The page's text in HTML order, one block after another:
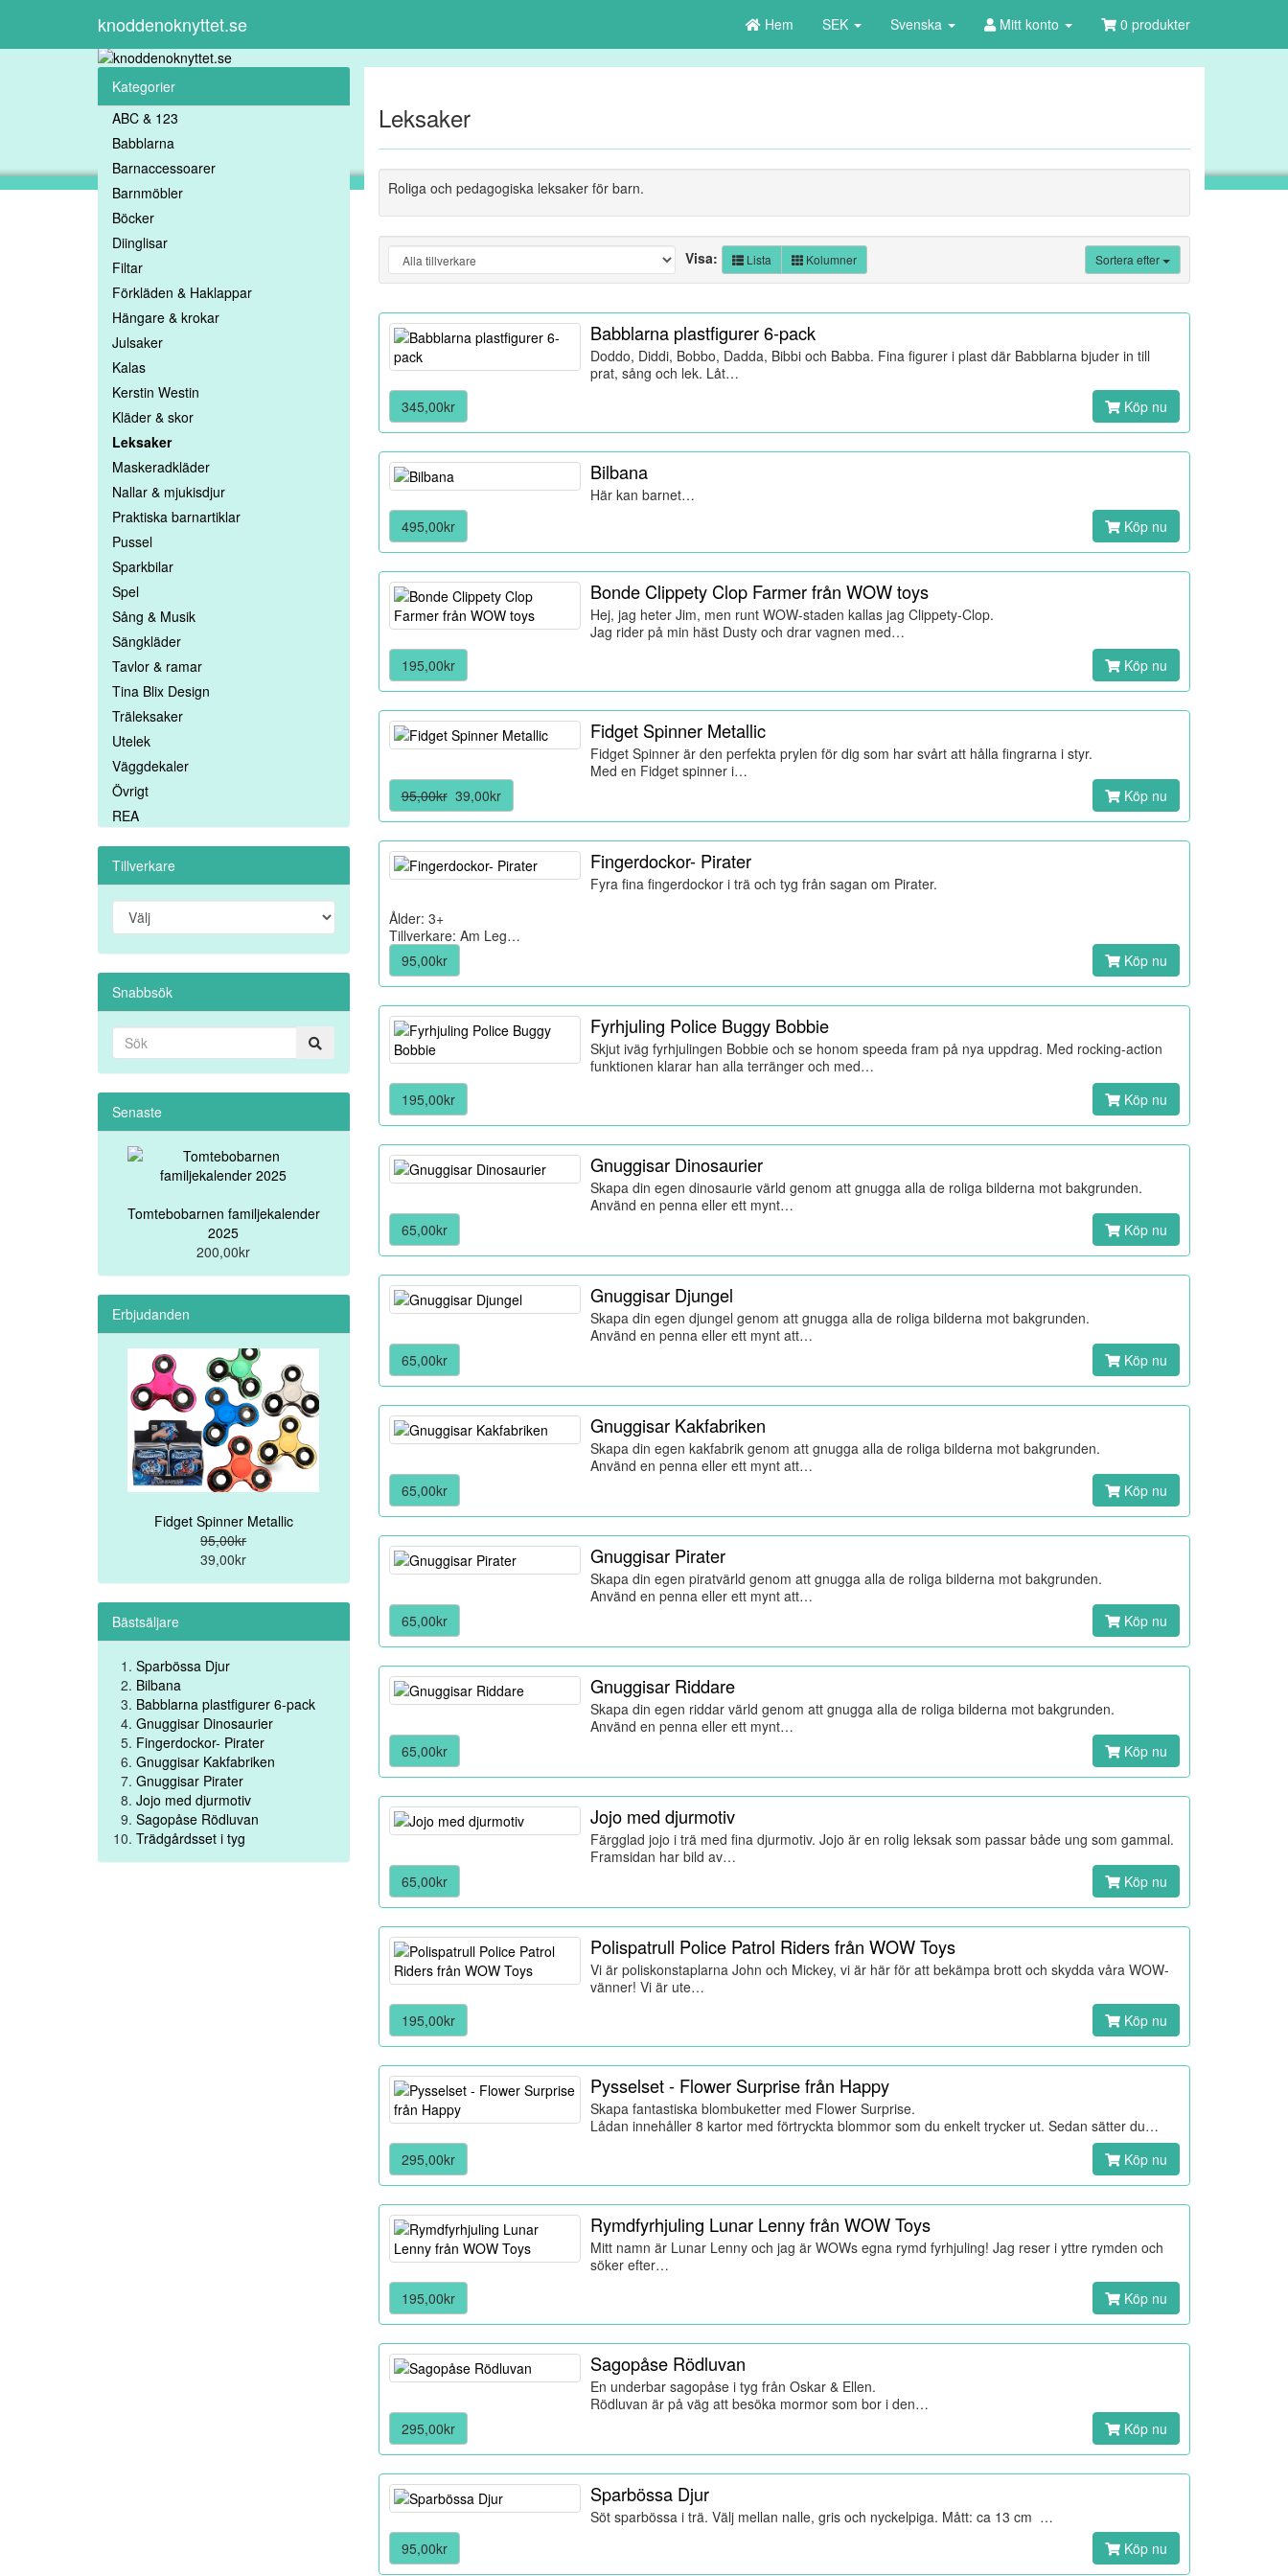
knoddenoknyttet.se Hem SEK Svenska Mitt konto 0 produkter
Leksaker
Roliga och pedagogiska leksaker för barn.
Sortera efter
Visa: Lista Kolumner
Babblarna plastfigurer 6-pack
Doddo, Diddi, Bobbo, Dadda, Bibbi och Babba. Fina figurer i plast där Babblarna bjuder in till
prat, sång och lek. Låt…
345,00kr
Köp nu
Bilbana
Här kan barnet…
495,00kr
Köp nu
Bonde Clippety Clop Farmer från WOW toys
Hej, jag heter Jim, men runt WOW-staden kallas jag Clippety-Clop.
Jag rider på min häst Dusty och drar vagnen med…
195,00kr
Köp nu
Fidget Spinner Metallic
Fidget Spinner är den perfekta prylen för dig som har svårt att hålla fingrarna i styr.
Med en Fidget spinner i…
95,00kr 39,00kr Köp nu
Fingerdockor- Pirater
Fyra fina fingerdockor i trä och tyg från sagan om Pirater.
Ålder: 3+
Tillverkare: Am Leg…
95,00kr
Köp nu
Fyrhjuling Police Buggy Bobbie
Skjut iväg fyrhjulingen Bobbie och se honom speeda fram på nya uppdrag. Med rocking-action
funktionen klarar han alla terränger och med…
195,00kr
Köp nu
Gnuggisar Dinosaurier
Skapa din egen dinosaurie värld genom att gnugga alla de roliga bilderna mot bakgrunden.
Använd en penna eller ett mynt…
65,00kr
Köp nu
Gnuggisar Djungel
Skapa din egen djungel genom att gnugga alla de roliga bilderna mot bakgrunden.
Använd en penna eller ett mynt att…
65,00kr
Köp nu
Gnuggisar Kakfabriken
Skapa din egen kakfabrik genom att gnugga alla de roliga bilderna mot bakgrunden.
Använd en penna eller ett mynt att…
65,00kr
Köp nu
Gnuggisar Pirater
Skapa din egen piratvärld genom att gnugga alla de roliga bilderna mot bakgrunden.
Använd en penna eller ett mynt att…
65,00kr
Köp nu
Gnuggisar Riddare
Skapa din egen riddar värld genom att gnugga alla de roliga bilderna mot bakgrunden.
Använd en penna eller ett mynt…
65,00kr
Köp nu
Jojo med djurmotiv
Färgglad jojo i trä med fina djurmotiv. Jojo är en rolig leksak som passar både ung som gammal.
Framsidan har bild av…
65,00kr
Köp nu
Polispatrull Police Patrol Riders från WOW Toys
Vi är poliskonstaplarna John och Mickey, vi är här för att bekämpa brott och skydda våra WOW-
vänner! Vi är ute…
195,00kr
Köp nu
Pysselset - Flower Surprise från Happy
Skapa fantastiska blombuketter med Flower Surprise.
Lådan innehåller 8 kartor med förtryckta blommor som du enkelt trycker ut. Sedan sätter du…
295,00kr
Köp nu
Rymdfyrhjuling Lunar Lenny från WOW Toys
Mitt namn är Lunar Lenny och jag är WOWs egna rymd fyrhjuling! Jag reser i yttre rymden och
söker efter…
195,00kr
Köp nu
Sagopåse Rödluvan
En underbar sagopåse i tyg från Oskar & Ellen.
Rödluvan är på väg att besöka mormor som bor i den…
295,00kr
Köp nu
Sparbössa Djur
Söt sparbössa i trä. Välj mellan nalle, gris och nyckelpiga. Mått: ca 13 cm …
95,00kr
Köp nu
Kategorier
ABC & 123
Babblarna
Barnaccessoarer
Barnmöbler
Böcker
Diinglisar
Filtar
Förkläden & Haklappar
Hängare & krokar
Julsaker
Kalas
Kerstin Westin
Kläder & skor
Leksaker
Maskeradkläder
Nallar & mjukisdjur
Praktiska barnartiklar
Pussel
Sparkbilar
Spel
Sång & Musik
Sängkläder
Tavlor & ramar
Tina Blix Design
Träleksaker
Utelek
Väggdekaler
Övrigt
REA
Tillverkare
Snabbsök
Senaste
Tomtebobarnen familjekalender
2025
200,00kr
Erbjudanden
Fidget Spinner Metallic
95,00kr
39,00kr
Bästsäljare
Sparbössa Djur
Bilbana
Babblarna plastfigurer 6-pack
Gnuggisar Dinosaurier
Fingerdockor- Pirater
Gnuggisar Kakfabriken
Gnuggisar Pirater
Jojo med djurmotiv
Sagopåse Rödluvan
Trädgårdsset i tyg